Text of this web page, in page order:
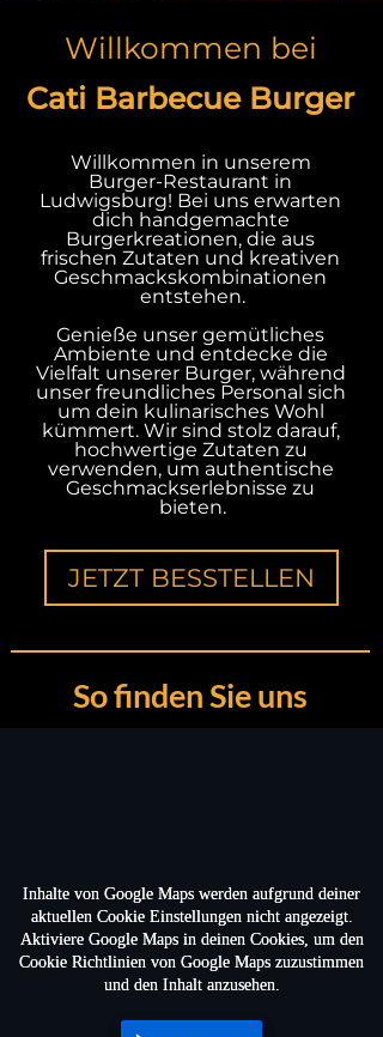
Willkommen bei
Cati Barbecue Burger
Willkommen in unserem
Burger-Restaurant in
Ludwigsburg! Bei uns erwarten
dich handgemachte
Burgerkreationen, die aus
frischen Zutaten und kreativen
Geschmackskombinationen
entstehen.
Genieße unser gemütliches
Ambiente und entdecke die
Vielfalt unserer Burger, während
unser freundliches Personal sich
um dein kulinarisches Wohl
kümmert. Wir sind stolz darauf,
hochwertige Zutaten zu
verwenden, um authentische
Geschmackserlebnisse zu
bieten.
So finden Sie uns
JETZT BESSTELLEN
Inhalte von Google Maps werden aufgrund deiner
aktuellen Cookie Einstellungen nicht angezeigt.
Aktiviere Google Maps in deinen Cookies, um den
Cookie Richtlinien von Google Maps zuzustimmen
und den Inhalt anzusehen.
Inhalte von Google Maps werden aufgrund deiner
aktuellen Cookie Einstellungen nicht angezeigt.
Aktiviere Google Maps in deinen Cookies, um den
Cookie Richtlinien von Google Maps zuzustimmen
und den Inhalt anzusehen.